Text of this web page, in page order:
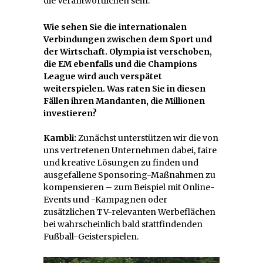
Wie sehen Sie die internationalen
Verbindungen zwischen dem Sport und
der Wirtschaft. Olympia ist verschoben,
die EM ebenfalls und die Champions
League wird auch verspätet
weiterspielen. Was raten Sie in diesen
Fällen ihren Mandanten, die Millionen
investieren?
Kambli: Zunächst unterstützen wir die von
uns vertretenen Unternehmen dabei, faire
und kreative Lösungen zu finden und
ausgefallene Sponsoring-Maßnahmen zu
kompensieren – zum Beispiel mit Online-
Events und -Kampagnen oder
zusätzlichen TV-relevanten Werbeflächen
bei wahrscheinlich bald stattfindenden
Fußball-Geisterspielen.